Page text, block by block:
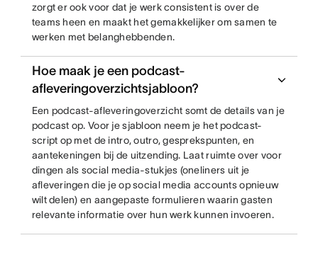
zorgt er ook voor dat je werk consistent is over de
teams heen en maakt het gemakkelijker om samen te
werken met belanghebbenden.
Hoe maak je een podcast-
afleveringoverzichtsjabloon?
Een podcast-afleveringoverzicht somt de details van je
podcast op. Voor je sjabloon neem je het podcast-
script op met de intro, outro, gesprekspunten, en
aantekeningen bij de uitzending. Laat ruimte over voor
dingen als social media-stukjes (oneliners uit je
afleveringen die je op social media accounts opnieuw
wilt delen) en aangepaste formulieren waarin gasten
relevante informatie over hun werk kunnen invoeren.